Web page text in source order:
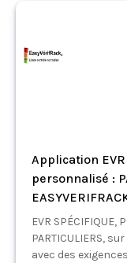
Application
personnalisé :
EVR SPÉCIFIQUE,
PARTICULIERS,
avec des